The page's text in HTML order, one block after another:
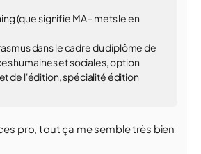
(que signifie MA - mets le en
dans le cadre du diplôme de
humaines et sociales, option
de l'édition, spécialité édition
pro, tout ça me semble très bien